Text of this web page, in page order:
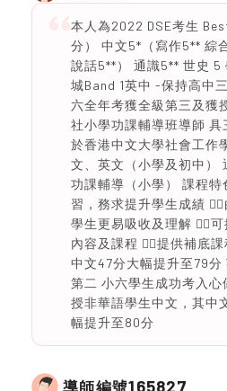
本人為2022 DSE考生
分） 中文5*（寫作5** 綜
說話5**） 通識5** 世史 5
城Band 1英中 -保持高中
六全年考獲全級第三及獲
社小學功課輔導班導師
於香港中文大學社會工作
文、英文（小學及初中）
功課輔導（小學） 課程特
習，務求提升學生成績
學生更易吸收及理解 👉🏻
內容及課程 👉🏻提供補底
中文47分大幅提升至79分
第二 小六學生成功考入心
授非華語學生中文，其中
幅提升至80分
導師編號165827